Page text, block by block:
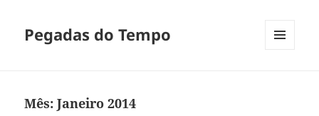
Pegadas do Tempo
Mês:Janeiro 2014